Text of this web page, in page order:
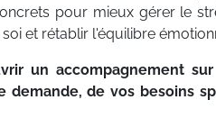
pour mieux gérer le
et rétablir l'équilibre
un accompagnement
demande, de vos besoins